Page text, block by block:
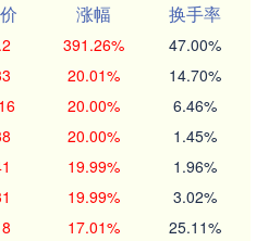
涨幅
换手率
391.26% 47.00%
20.01% 14.70%
20.00% 6.46%
20.00% 1.45%
19.99% 1.96%
19.99% 3.02%
17.01% 25.11%